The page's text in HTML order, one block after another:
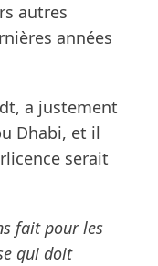
autres
années
a justement
Dhabi, et il
serait
fait pour les
qui doit